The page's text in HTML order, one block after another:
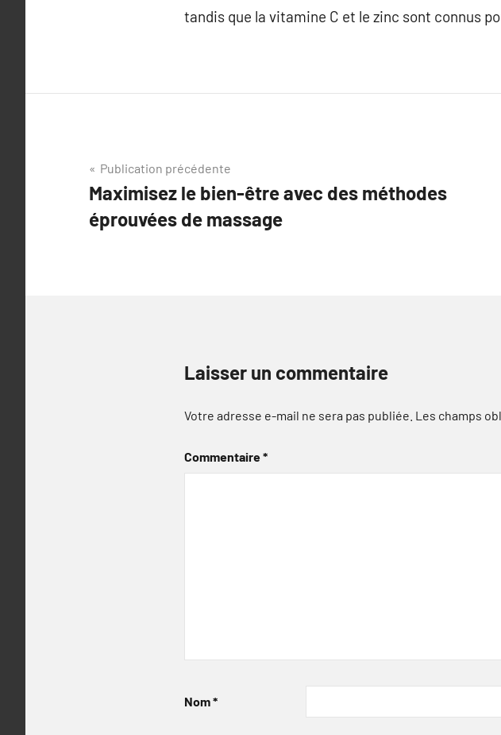
tandis que la vitamine C et le zinc sont connus
Navigation
de
l’article
Publication précédente
Maximisez le bien-être avec des méthodes
éprouvées de massage
Laisser un commentaire
Votre adresse e-mail ne sera pas publiée. Les champs
Commentaire*
Nom*